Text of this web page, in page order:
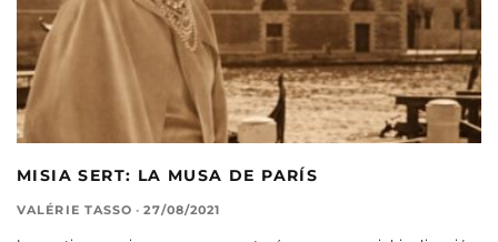
MISIA SERT: LA MUSA DE PARÍS
VALÉRIE TASSO · 27/08/2021